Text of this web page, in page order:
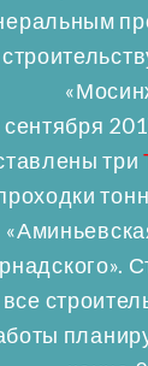
сентября
три
все